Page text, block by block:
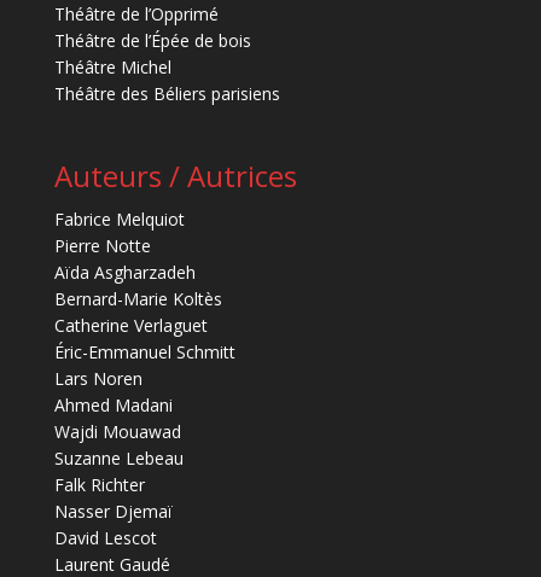
Théâtre de l’Opprimé
Théâtre de l’Épée de bois
Théâtre Michel
Théâtre des Béliers parisiens
Auteurs / Autrices
Fabrice Melquiot
Pierre Notte
Aïda Asgharzadeh
Bernard-Marie Koltès
Catherine Verlaguet
Éric-Emmanuel Schmitt
Lars Noren
Ahmed Madani
Wajdi Mouawad
Suzanne Lebeau
Falk Richter
Nasser Djemaï
David Lescot
Laurent Gaudé